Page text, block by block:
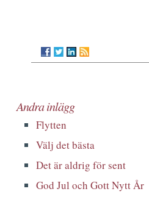
Andra inlägg
Flytten
Välj det bästa
Det är aldrig för sent
God Jul och Gott Nytt År